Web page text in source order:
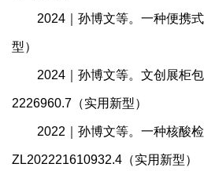
2024｜孙博文等。一种便携式
型）
2024｜孙博文等。文创展柜包
2226960.7（实用新型）
2022｜孙博文等。一种核酸检
ZL202221610932.4（实用新型）